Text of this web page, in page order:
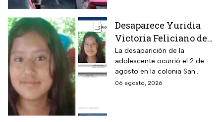
Desaparece Yuridia
Victoria Feliciano de
13 años en Tlalpan,
CDMX; activan Alerta
Amber
La desaparición de la
adolescente ocurrió el 2 de
agosto en la colonia San
Pedro Mártir; autoridades
06 agosto, 2026